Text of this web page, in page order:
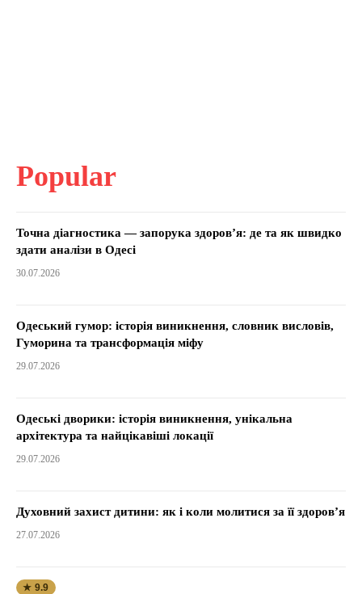
Popular
Точна діагностика — запорука здоров’я: де та як швидко
здати аналізи в Одесі
30.07.2026
Одеський гумор: історія виникнення, словник висловів,
Гуморина та трансформація міфу
29.07.2026
Одеські дворики: історія виникнення, унікальна
архітектура та найцікавіші локації
29.07.2026
Духовний захист дитини: як і коли молитися за її здоров’я
27.07.2026
★ 9.9